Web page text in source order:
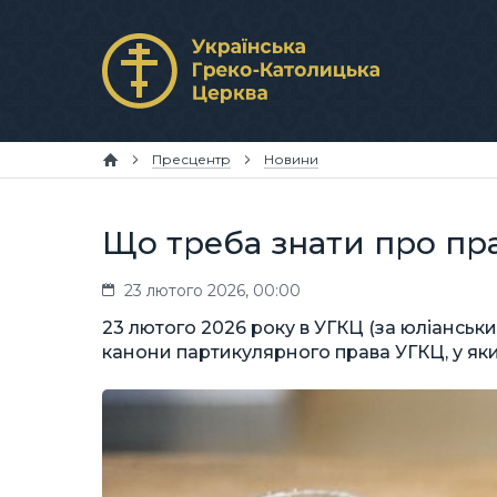
Пресцентр Новини
Що треба знати про
23 лютого 2026, 00:00
23 лютого 2026 року в УГКЦ (за
канони партикулярного права УГКЦ, у